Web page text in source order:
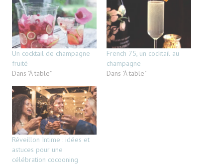
Un cocktail de champagne
fruité
Dans "À table"
French 75, un cocktail au
champagne
Dans "À table"
Réveillon Intime : idées et
astuces pour une
célébration cocooning